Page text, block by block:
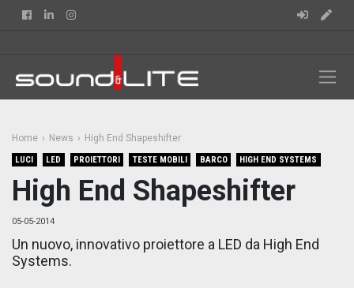
FacebookLinkedin
Home News High End Shapeshifter
LUCI LED PROIETTORI TESTE MOBILI BARCO HIGH END SYSTEMS
High End Shapeshifter
05-05-2014
Un nuovo, innovativo proiettore a LED da High End
Systems.